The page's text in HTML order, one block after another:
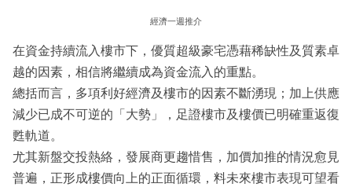
經濟一週推介
在資金持續流入樓市下，優質超級豪宅憑藉稀缺性及質素卓
越的因素，相信將繼續成為資金流入的重點。
總括而言，多項利好經濟及樓市的因素不斷湧現；加上供應
減少已成不可逆的「大勢」，足證樓市及樓價已明確重返復
甦軌道。
尤其新盤交投熱絡，發展商更趨惜售，加價加推的情況愈見
普遍，正形成樓價向上的正面循環，料未來樓市表現可望看